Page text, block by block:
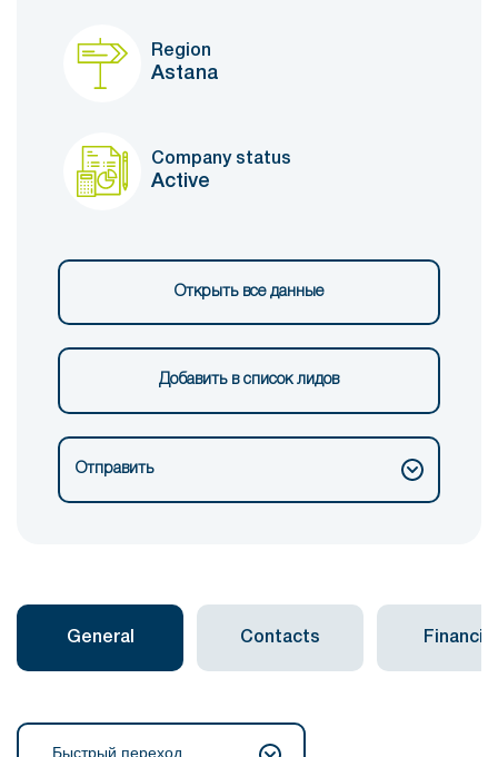
Region
Astana
Company status
Active
Открыть все данные
Добавить в список лидов
Отправить
General Contacts Financial
Быстрый переход